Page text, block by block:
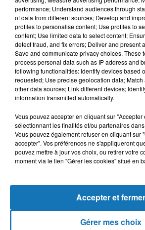
À LA UNE
Baya: La Muse Algérienne
performance; Understand audiences through
of data from different sources; Develop and
profiles to personalise content; Use profiles to
content; Use limited data to select content;
detect fraud, and fix errors; Deliver and present
Save and communicate privacy choices. These
process personal data such as IP address and
following functionalities: Identify devices based
requested; Use precise geolocation data;
other data sources; Link different devices;
information transmitted automatically.
Vous pouvez accepter en cliquant sur "Accepter
sélectionnant les finalités et/ou partenaires
Vous pouvez également refuser en cliquant sur
accepter". Vos préférences ne s'appliqueront
pouvez mettre à jour vos choix, ou retirer votre
moment via le lien "Gérer les cookies" situé en
Gérer mes choix
Accepter et fermer